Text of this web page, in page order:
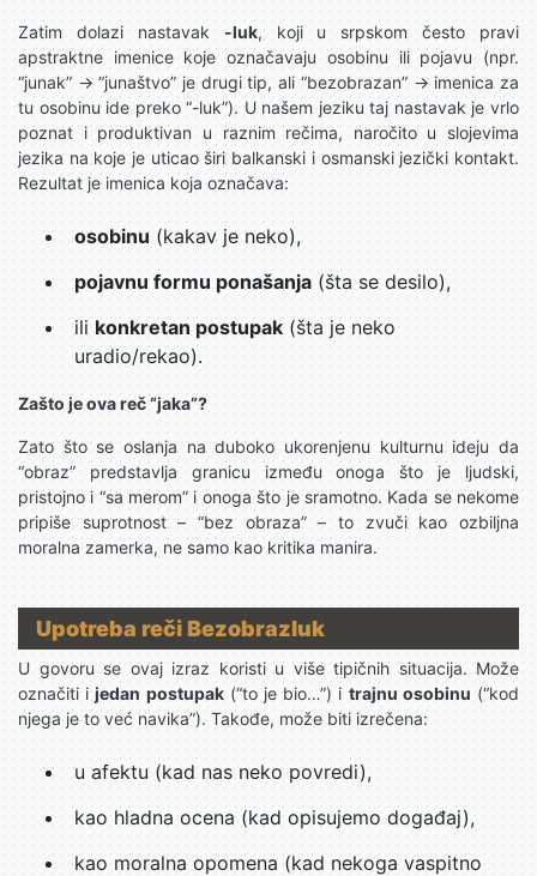
Zatim dolazi nastavak -luk, koji u srpskom često pravi
apstraktne imenice koje označavaju osobinu ili pojavu (npr.
“junak” → “junaštvo” je drugi tip, ali “bezobrazan” → imenica za
tu osobinu ide preko “-luk”). U našem jeziku taj nastavak je vrlo
poznat i produktivan u raznim rečima, naročito u slojevima
jezika na koje je uticao širi balkanski i osmanski jezički kontakt.
Rezultat je imenica koja označava:
osobinu (kakav je neko),
pojavnu formu ponašanja(šta se desilo),
ilikonkretan postupak(šta je neko
uradio/rekao).
Zašto je ova reč “jaka”?
Zato što se oslanja na duboko ukorenjenu kulturnu ideju da
“obraz” predstavlja granicu između onoga što je ljudski,
pristojno i “sa merom” i onoga što je sramotno. Kada se nekome
pripiše suprotnost – “bez obraza” – to zvuči kao ozbiljna
moralna zamerka, ne samo kao kritika manira.
Upotreba reči Bezobrazluk
U govoru se ovaj izraz koristi u više tipičnih situacija. Može
označiti ijedan postupak(“to je bio…”) i trajnu osobinu (“kod
njega je to već navika”). Takođe, može biti izrečena:
u afektu (kad nas neko povredi),
kao hladna ocena (kad opisujemo događaj),
kao moralna opomena (kad nekoga vaspitno